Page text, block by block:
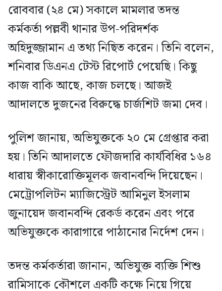
রোববার (২৪ মে) সকালে মামলার তদন্ত
কর্মকর্তা পল্লবী থানার উপ-পরিদর্শক
অহিদুজ্জামান এ তথ্য নিছিত করেন। তিনি বলেন,
শনিবার ডিএনএ টেস্ট রিপোর্ট পেয়েছি। কিছু
কাজ বাকি আছে, কাজ চলছে। আজই
আদালতে দুজনের বিরুদ্ধে চার্জশিট জমা দেব।
পুলিশ জানায়, অভিযুক্তকে ২০ মে গ্রেপ্তার করা
হয়। তিনি আদালতে ফৌজদারি কার্যবিধির ১৬৪
ধারায় স্বীকারোক্তিমূলক জবানবন্দি দিয়েছেন।
মেট্রোপলিটন ম্যাজিস্ট্রেট আমিনুল ইসলাম
জুনায়েদ জবানবন্দি রেকর্ড করেন এবং পরে
অভিযুক্তকে কারাগারে পাঠানোর নির্দেশ দেন।
তদন্ত কর্মকর্তারা জানান, অভিযুক্ত ব্যক্তি শিশু
রামিসাকে কৌশলে একটি কক্ষে নিয়ে গিয়ে